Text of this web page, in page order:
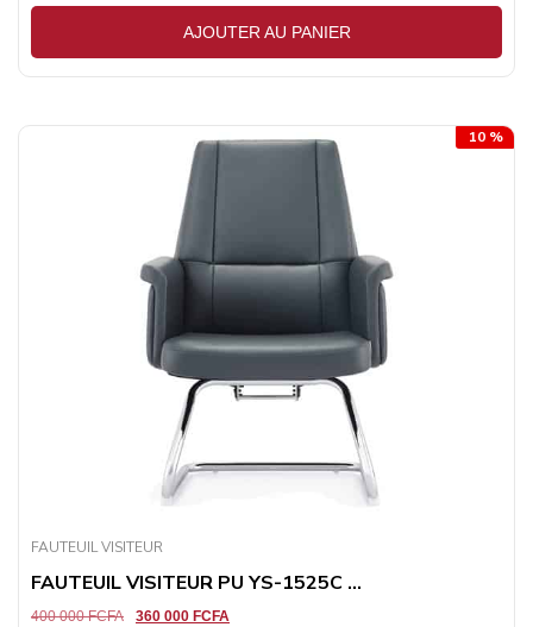
AJOUTER AU PANIER
10 %
FAUTEUIL VISITEUR
FAUTEUIL VISITEUR PU YS-1525C ...
400 000FCFA 360 000 FCFA